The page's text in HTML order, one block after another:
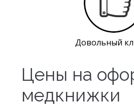
Довольный
Цены на
медкнижки